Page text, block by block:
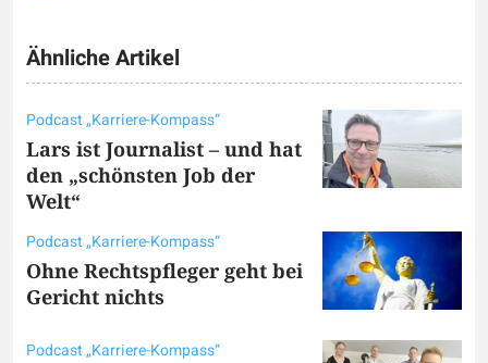
Ähnliche Artikel
Podcast „Karriere-Kompass“
Lars ist Journalist – und hat
den „schönsten Job der
Welt“
Podcast „Karriere-Kompass“
Ohne Rechtspfleger geht bei
Gericht nichts
Podcast „Karriere-Kompass“